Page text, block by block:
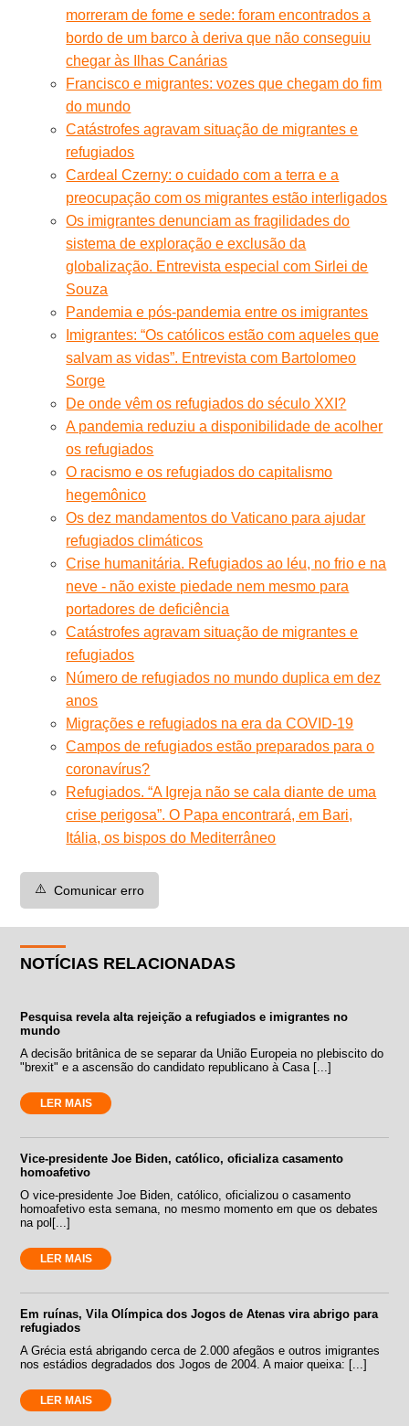
morreram de fome e sede: foram encontrados a
bordo de um barco à deriva que não conseguiu
chegar às Ilhas Canárias
Francisco e migrantes: vozes que chegam do fim
do mundo
Catástrofes agravam situação de migrantes e
refugiados
Cardeal Czerny: o cuidado com a terra e a
preocupação com os migrantes estão interligados
Os imigrantes denunciam as fragilidades do
sistema de exploração e exclusão da
globalização. Entrevista especial com Sirlei de
Souza
Pandemia e pós-pandemia entre os imigrantes
Imigrantes: “Os católicos estão com aqueles que
salvam as vidas”. Entrevista com Bartolomeo
Sorge
De onde vêm os refugiados do século XXI?
A pandemia reduziu a disponibilidade de acolher
os refugiados
O racismo e os refugiados do capitalismo
hegemônico
Os dez mandamentos do Vaticano para ajudar
refugiados climáticos
Crise humanitária. Refugiados ao léu, no frio e na
neve - não existe piedade nem mesmo para
portadores de deficiência
Catástrofes agravam situação de migrantes e
refugiados
Número de refugiados no mundo duplica em dez
anos
Migrações e refugiados na era da COVID-19
Campos de refugiados estão preparados para o
coronavírus?
Refugiados. “A Igreja não se cala diante de uma
crise perigosa”. O Papa encontrará, em Bari,
Itália, os bispos do Mediterrâneo
⚠️ Comunicar erro
NOTÍCIAS RELACIONADAS
Pesquisa revela alta rejeição a refugiados e imigrantes no
mundo
A decisão britânica de se separar da União Europeia no plebiscito do
"brexit" e a ascensão do candidato republicano à Casa [...]
LER MAIS
Vice-presidente Joe Biden, católico, oficializa casamento
homoafetivo
O vice-presidente Joe Biden, católico, oficializou o casamento
homoafetivo esta semana, no mesmo momento em que os debates
na pol[...]
LER MAIS
Em ruínas, Vila Olímpica dos Jogos de Atenas vira abrigo para
refugiados
A Grécia está abrigando cerca de 2.000 afegãos e outros imigrantes
nos estádios degradados dos Jogos de 2004. A maior queixa: [...]
LER MAIS